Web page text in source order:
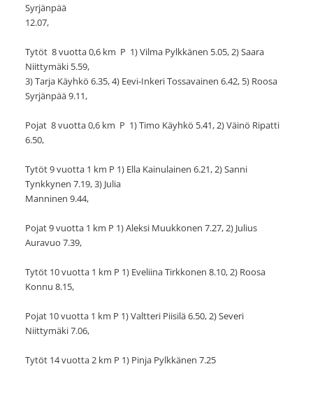
Syrjänpää
12.07,
Tytöt 8 vuotta 0,6 km P 1) Vilma Pylkkänen 5.05, 2) Saara
Niittymäki 5.59,
3) Tarja Käyhkö 6.35, 4) Eevi-Inkeri Tossavainen 6.42, 5) Roosa
Syrjänpää 9.11,
Pojat 8 vuotta 0,6 km P 1) Timo Käyhkö 5.41, 2) Väinö Ripatti
6.50,
Tytöt 9 vuotta 1 km P 1) Ella Kainulainen 6.21, 2) Sanni
Tynkkynen 7.19, 3) Julia
Manninen 9.44,
Pojat 9 vuotta 1 km P 1) Aleksi Muukkonen 7.27, 2) Julius
Auravuo 7.39,
Tytöt 10 vuotta 1 km P 1) Eveliina Tirkkonen 8.10, 2) Roosa
Konnu 8.15,
Pojat 10 vuotta 1 km P 1) Valtteri Piisilä 6.50, 2) Severi
Niittymäki 7.06,
Tytöt 14 vuotta 2 km P 1) Pinja Pylkkänen 7.25